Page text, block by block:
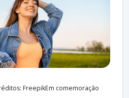
FreepikEm comemoração